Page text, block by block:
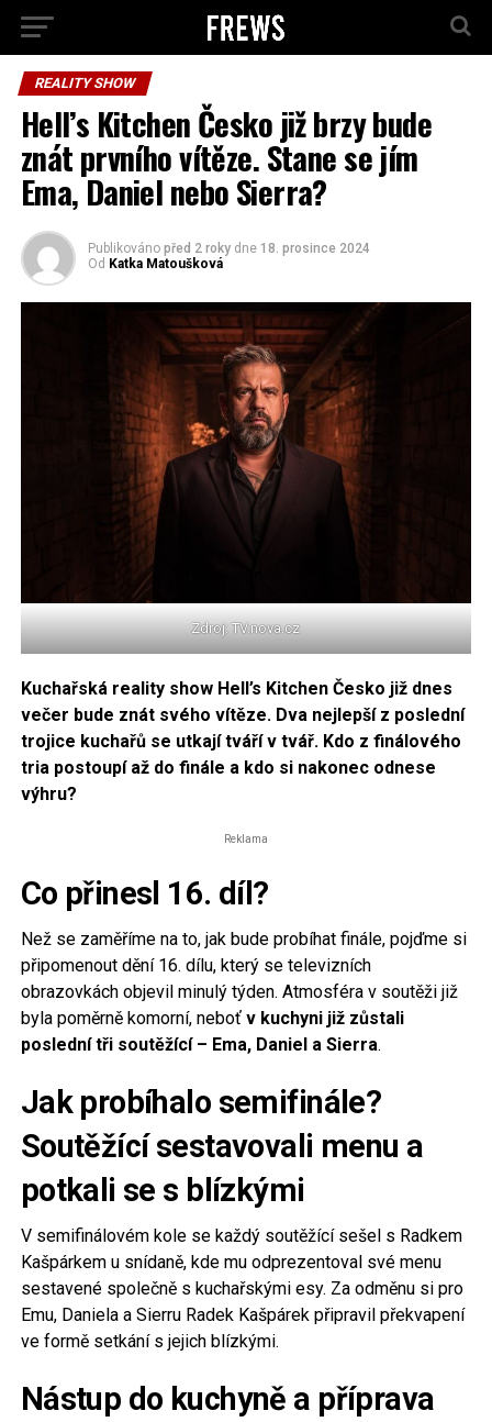
REALITY SHOW
Hell’s Kitchen Česko již brzy bude
znát prvního vítěze. Stane se jím
Ema, Daniel nebo Sierra?
Publikováno před 2 roky dne 18. prosince 2024
Od Katka Matoušková
Zdroj: TV.nova.cz
Kuchařská reality show Hell’s Kitchen Česko již dnes
večer bude znát svého vítěze. Dva nejlepší z poslední
trojice kuchařů se utkají tváří v tvář. Kdo z finálového
tria postoupí až do finále a kdo si nakonec odnese
výhru?
Reklama
Co přinesl 16. díl?
Než se zaměříme na to, jak bude probíhat finále, pojďme si
připomenout dění 16. dílu, který se televizních
obrazovkách objevil minulý týden. Atmosféra v soutěži již
byla poměrně komorní, neboť v kuchyni již zůstali
poslední tři soutěžící – Ema, Daniel a Sierra.
Jak probíhalo semifinále?
Soutěžící sestavovali menu a
potkali se s blízkými
V semifinálovém kole se každý soutěžící sešel s Radkem
Kašpárkem u snídaně, kde mu odprezentoval své menu
sestavené společně s kuchařskými esy. Za odměnu si pro
Emu, Daniela a Sierru Radek Kašpárek připravil překvapení
ve formě setkání s jejich blízkými.
Nástup do kuchyně a příprava